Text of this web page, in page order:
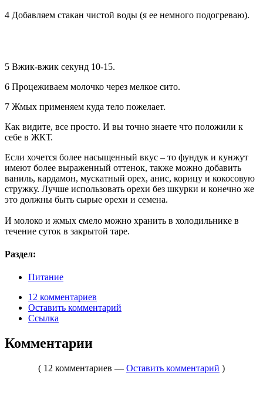
4 Добавляем стакан чистой воды (я ее немного подогреваю).
5 Вжик-вжик секунд 10-15.
6 Процеживаем молочко через мелкое сито.
7 Жмых применяем куда тело пожелает.
Как видите, все просто. И вы точно знаете что положили к
себе в ЖКТ.
Если хочется более насыщенный вкус – то фундук и кунжут
имеют более выраженный оттенок, также можно добавить
ваниль, кардамон, мускатный орех, анис, корицу и кокосовую
стружку. Лучше использовать орехи без шкурки и конечно же
это должны быть сырые орехи и семена.
И молоко и жмых смело можно хранить в холодильнике в
течение суток в закрытой таре.
Раздел:
Питание
12 комментариев
Оставить комментарий
Ссылка
Комментарии
( 12 комментариев — Оставить комментарий )